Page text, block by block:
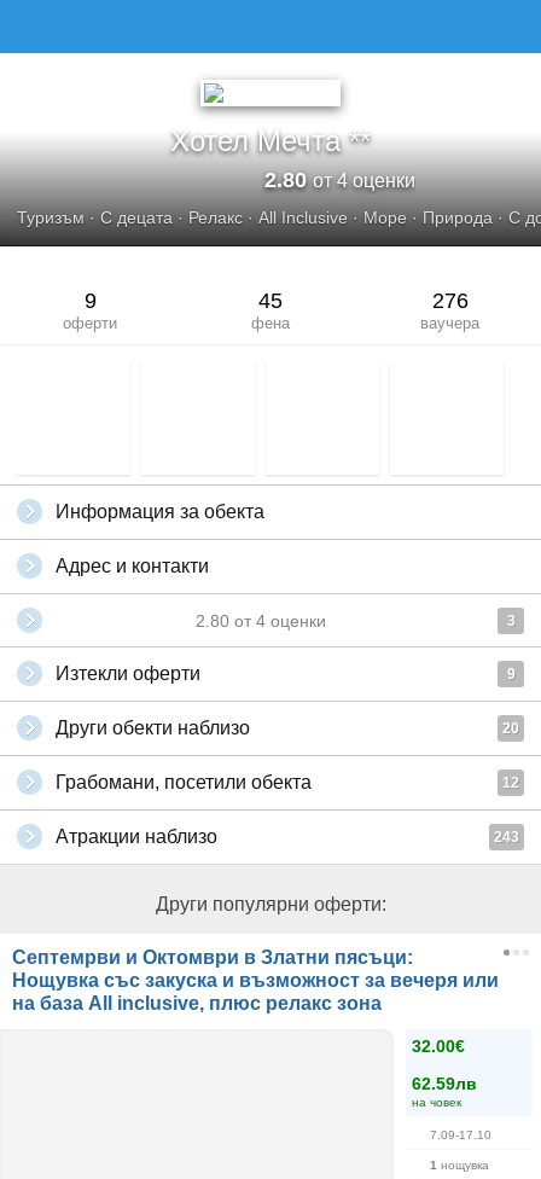
Хотел Мечта **
2.80от 4 оценки
Туризъм · С децата · Релакс ·All Inclusive · Море · Природа · С
9
оферти
45
фена
276
ваучера
Информация за обекта
Адрес и контакти
2.80 от 4 оценки 3
Изтекли оферти 9
Други обекти наблизо 20
Грабомани, посетили обекта 12
Атракции наблизо 243
Други популярни оферти:
Септемрви и Октомври в Златни пясъци:
Нощувка със закуска и възможност за вечеря или
на база Аll inclusive, плюс релакс зона
32.00€
62.59лв
на човек
7.09-17.10
1 нощувка